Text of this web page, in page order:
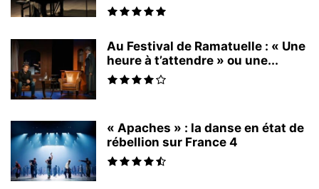
Au Festival de Ramatuelle : « Une
heure à t’attendre » ou une...
« Apaches » : la danse en état de
rébellion sur France 4